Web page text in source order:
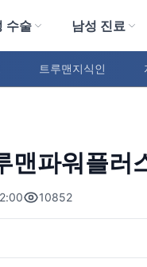
수술 남성 진료
트루맨지식인
맨파워플러
10852